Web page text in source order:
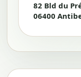
82 Bld du
06400